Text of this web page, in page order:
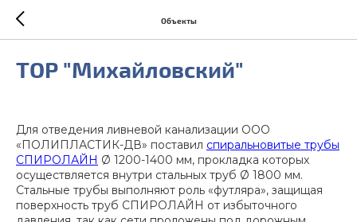
Объекты
ТОР "Михайловский"
Для отведения ливневой канализации ООО
«ПОЛИПЛАСТИК-ДВ» поставил спиральновитые трубы
СПИРОЛАЙН Ø 1200-1400 мм, прокладка которых
осуществляется внутри стальных труб Ø 1800 мм.
Стальные трубы выполняют роль «футляра», защищая
поверхность труб СПИРОЛАЙН от избыточного